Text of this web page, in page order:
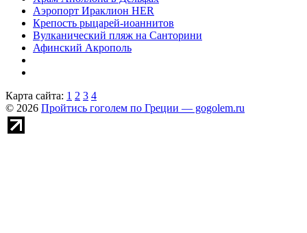
Аэропорт Ираклион HER
Крепость рыцарей-иоаннитов
Вулканический пляж на Санторини
Афинский Акрополь
Карта сайта: 1 2 3 4
© 2026 Пройтись гоголем по Греции — gogolem.ru